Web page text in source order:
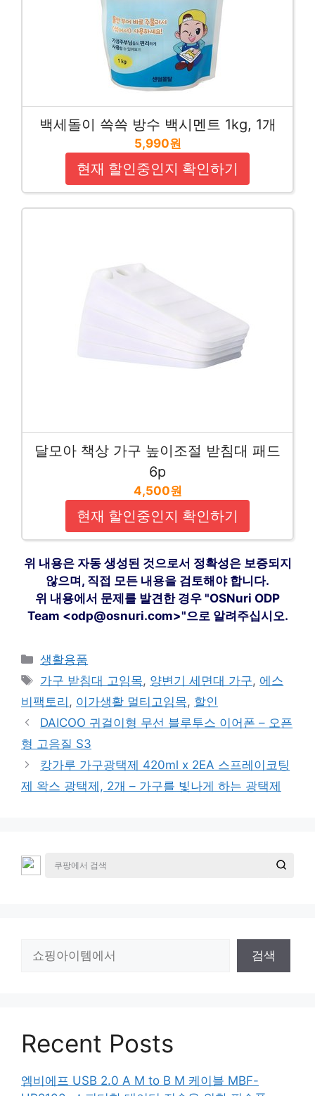
백세돌이 쓱쓱 방수 백시멘트 1kg, 1개
5,990원
현재 할인중인지 확인하기
달모아 책상 가구 높이조절 받침대 패드
6p
4,500원
현재 할인중인지 확인하기
위 내용은 자동 생성된 것으로서 정확성은 보증되지
않으며, 직접 모든 내용을 검토해야 합니다.
위 내용에서 문제를 발견한 경우 "OSNuri ODP
Team <odp@osnuri.com>"으로 알려주십시오.
카
테
고
리
생활용품
태
그
가구 받침대 고임목, 양변기 세면대 가구, 에스
비팩토리 , 이가생활 멀티고임목, 할인
DAICOO 귀걸이형 무선 블루투스 이어폰 – 오픈
형 고음질 S3
캉가루 가구광택제 420ml x 2EA 스프레이코팅
제 왁스 광택제, 2개 – 가구를 빛나게 하는 광택제
검색
Recent Posts
엠비에프 USB 2.0 A M to B M 케이블 MBF-